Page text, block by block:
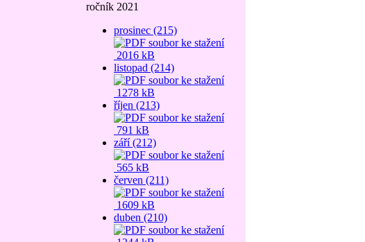
ročník 2021
prosinec (215)
2016 kB
listopad (214)
1278 kB
říjen (213)
791 kB
září (212)
565 kB
červen (211)
1609 kB
duben (210)